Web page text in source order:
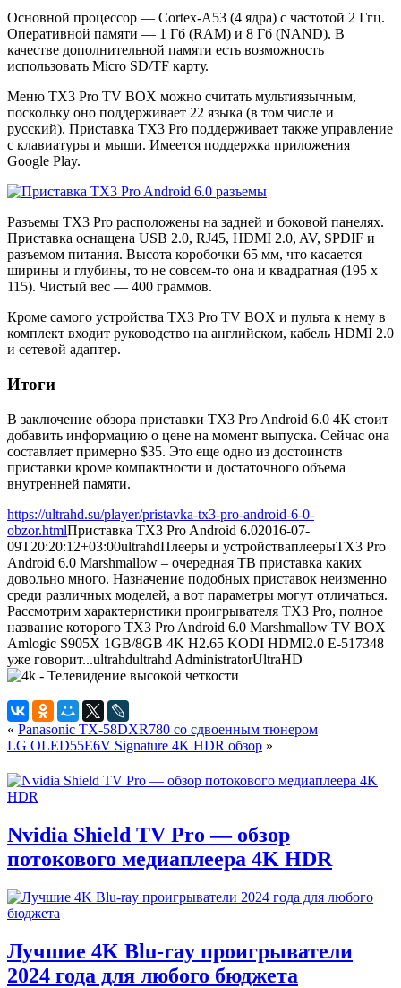
Основной процессор — Cortex-A53 (4 ядра) с частотой 2 Ггц.
Оперативной памяти — 1 Гб (RAM) и 8 Гб (NAND). В
качестве дополнительной памяти есть возможность
использовать Micro SD/TF карту.
Меню TX3 Pro TV BOX можно считать мультиязычным,
поскольку оно поддерживает 22 языка (в том числе и
русский). Приставка TX3 Pro поддерживает также управление
с клавиатуры и мыши. Имеется поддержка приложения
Google Play.
Разъемы TX3 Pro расположены на задней и боковой панелях.
Приставка оснащена USB 2.0, RJ45, HDMI 2.0, AV, SPDIF и
разъемом питания. Высота коробочки 65 мм, что касается
ширины и глубины, то не совсем-то она и квадратная (195 x
115). Чистый вес — 400 граммов.
Кроме самого устройства TX3 Pro TV BOX и пульта к нему в
комплект входит руководство на английском, кабель HDMI 2.0
и сетевой адаптер.
Итоги
В заключение обзора приставки TX3 Pro Android 6.0 4K стоит
добавить информацию о цене на момент выпуска. Сейчас она
составляет примерно $35. Это еще одно из достоинств
приставки кроме компактности и достаточного объема
внутренней памяти.
https://ultrahd.su/player/pristavka-tx3-pro-android-6-0-
obzor.htmlПриставка TX3 Pro Android 6.02016-07-
09T20:20:12+03:00ultrahdПлееры и устройстваплеерыTX3 Pro
Android 6.0 Marshmallow – очередная ТВ приставка каких
довольно много. Назначение подобных приставок неизменно
среди различных моделей, а вот параметры могут отличаться.
Рассмотрим характеристики проигрывателя TX3 Pro, полное
название которого TX3 Pro Android 6.0 Marshmallow TV BOX
Amlogic S905X 1GB/8GB 4K H2.65 KODI HDMI2.0 E-517348
уже говорит...ultrahdultrahd AdministratorUltraHD
« Panasonic TX-58DXR780 со сдвоенным тюнером
LG OLED55E6V Signature 4K HDR обзор »
Nvidia Shield TV Pro — обзор
потокового медиаплеера 4K HDR
Лучшие 4K Blu-ray проигрыватели
2024 года для любого бюджета